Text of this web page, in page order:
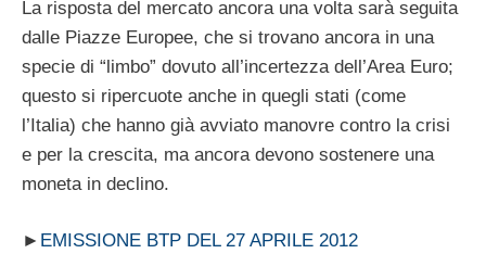
La risposta del mercato ancora una volta sarà seguita
dalle Piazze Europee, che si trovano ancora in una
specie di “limbo” dovuto all’incertezza dell’Area Euro;
questo si ripercuote anche in quegli stati (come
l’Italia) che hanno già avviato manovre contro la crisi
e per la crescita, ma ancora devono sostenere una
moneta in declino.
► EMISSIONE BTP DEL 27 APRILE 2012